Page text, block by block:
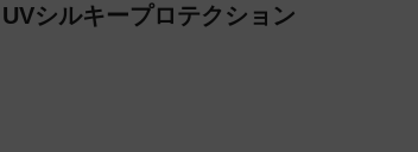
シルキープロテクション